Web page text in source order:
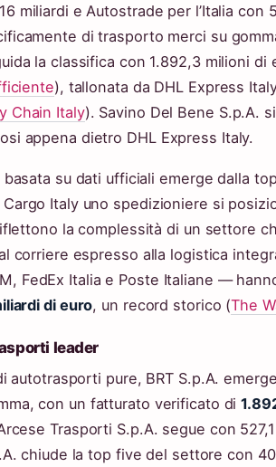
miliardi e Autostrade per l’Italia con
di trasporto merci su
la classifica con 1.892,3 milioni
), tallonata da DHL Express
Chain Italy). Savino Del Bene S.p.A.
appena dietro DHL Express Italy.
basata su dati ufficiali emerge dalla
Italy uno spedizioniere si
la complessità di un settore
corriere espresso alla logistica
FedEx Italia e Poste Italiane —
di euro, un record storico (The
leader
autotrasporti pure, BRT S.p.A.
con un fatturato verificato di
Trasporti S.p.A. segue con
chiude la top five del settore con